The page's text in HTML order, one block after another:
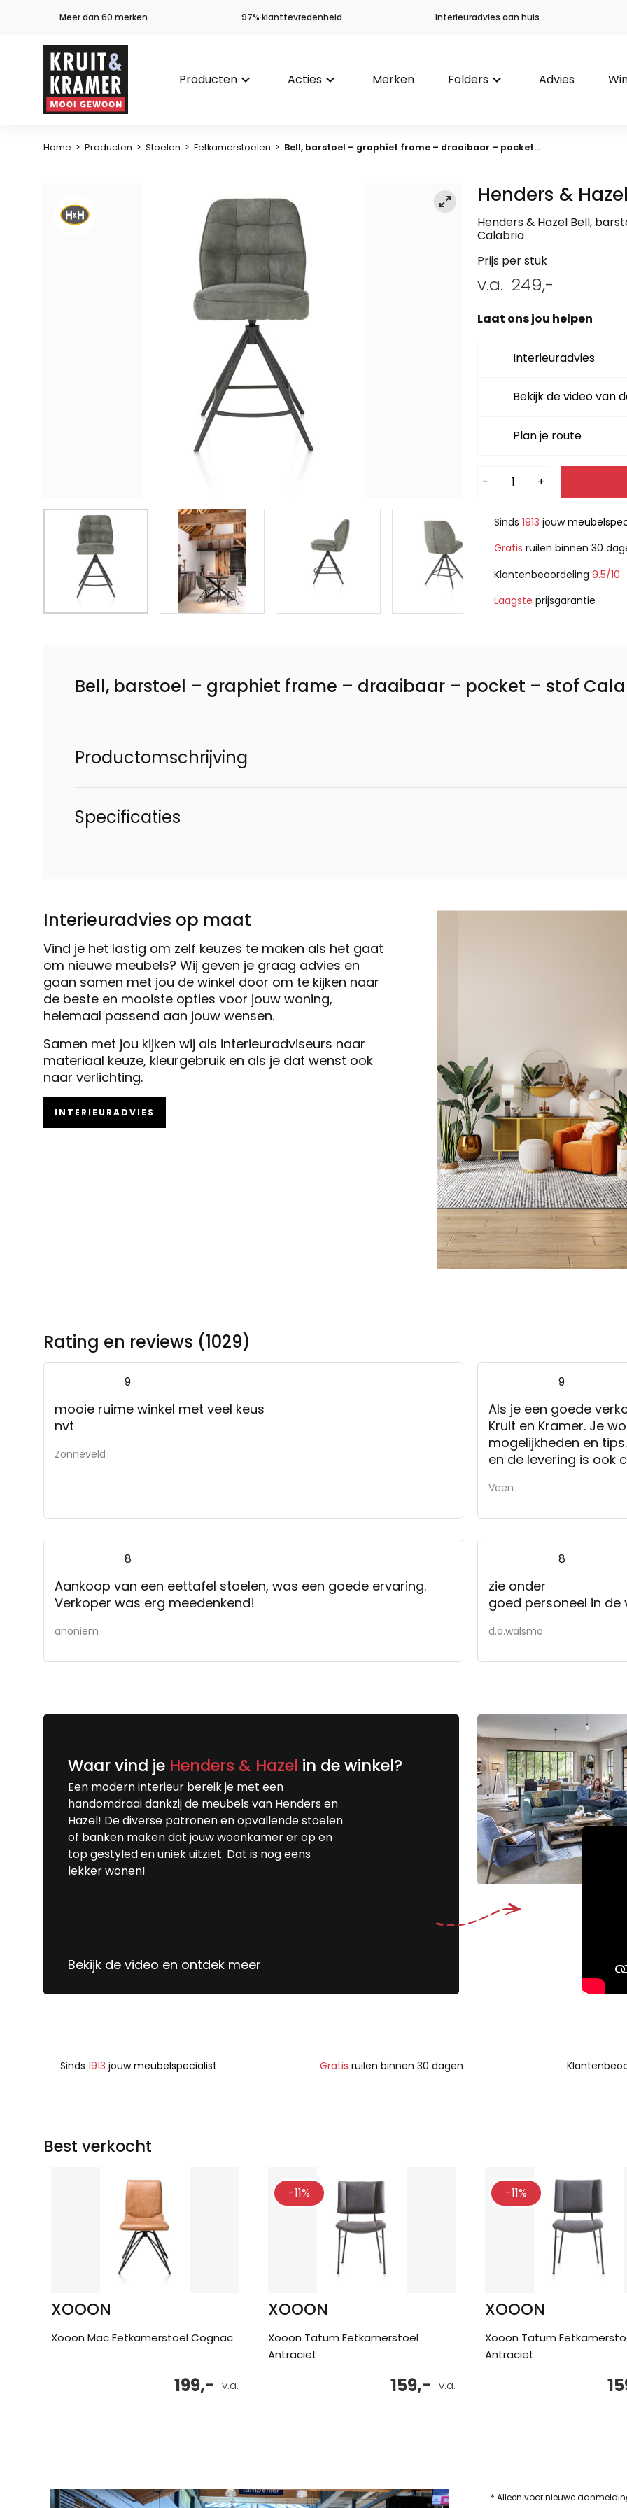
Meer dan 60 merken 97% klanttevredenheid Interieuradvies aan huis
Producten keyboard_arrow_down Acties keyboard_arrow_down Merken Folders keyboard_arrow_down Advies
Home > Producten > Stoelen > Eetkamerstoelen > Bell, barstoel – graphiet frame – draaibaar – pocket...
Henders &
Henders & Hazel Bell,
Calabria
Prijs per stuk
v.a. 249,-
Laat ons jou helpen
Interieuradvies
Bekijk de video van
Plan je route
- +
Alternative:
Sinds 1913 jouw
Gratis ruilen binnen 30
Klantenbeoordeling 9.5/10
Laagste prijsgarantie
Bell, barstoel – graphiet frame – draaibaar – pocket – stof
Productomschrijving
Specificaties
Interieuradvies op maat
Vind je het lastig om zelf keuzes te maken als het gaat
om nieuwe meubels? Wij geven je graag advies en
gaan samen met jou de winkel door om te kijken naar
de beste en mooiste opties voor jouw woning,
helemaal passend aan jouw wensen.
Samen met jou kijken wij als interieuradviseurs naar
materiaal keuze, kleurgebruik en als je dat wenst ook
naar verlichting.
INTERIEURADVIES
Rating en reviews (1029)
9
mooie ruime winkel met veel keus
nvt
Zonneveld
9
Als je een goede
Kruit en Kramer. Je
mogelijkheden en
en de levering is ook
niet heel erg.
Veen
8
Aankoop van een eettafel stoelen, was een goede ervaring.
Verkoper was erg meedenkend!
anoniem
8
zie onder
goed personeel in de
d.a.walsma
Waar vind je Henders & Hazel in de winkel?
Een modern interieur bereik je met een
handomdraai dankzij de meubels van Henders en
Hazel! De diverse patronen en opvallende stoelen
of banken maken dat jouw woonkamer er op en
top gestyled en uniek uitziet. Dat is nog eens
lekker wonen!
Bekijk de video en ontdek meer
Sinds 1913 jouwmeubelspecialist Gratis ruilen binnen 30 dagen
Best verkocht
XOOON
Xooon Mac Eetkamerstoel Cognac
v.a.
199,-
-11%
XOOON
Xooon Tatum Eetkamerstoel
Antraciet
v.a.
159,-
-11%
XOOON
Xooon Tatum
Antraciet
* Alleen voor nieuwe